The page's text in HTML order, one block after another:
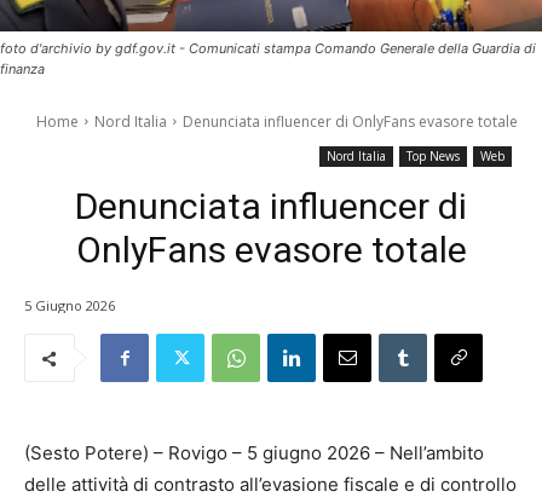
foto d'archivio by gdf.gov.it - Comunicati stampa Comando Generale della Guardia di
finanza
Home Nord Italia Denunciata influencer di OnlyFans evasore totale
Nord Italia Top News Web
Denunciata influencer di
OnlyFans evasore totale
5 Giugno 2026
(Sesto Potere) – Rovigo – 5 giugno 2026 – Nell’ambito
delle attività di contrasto all’evasione fiscale e di controllo